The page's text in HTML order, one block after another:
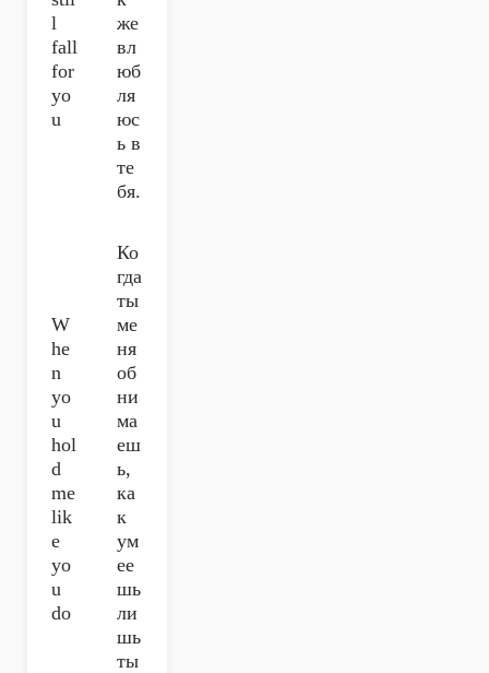
l
fall
for
yo
u
же
вл
юб
ля
юс
ь в
те
бя.
W
he
n
yo
u
hol
d
me
lik
e
yo
u
do
Ко
гда
ты
ме
ня
об
ни
ма
еш
ь,
ка
к
ум
ее
шь
ли
шь
ты